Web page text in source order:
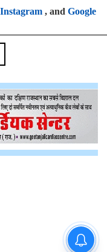
Instagram, and Google